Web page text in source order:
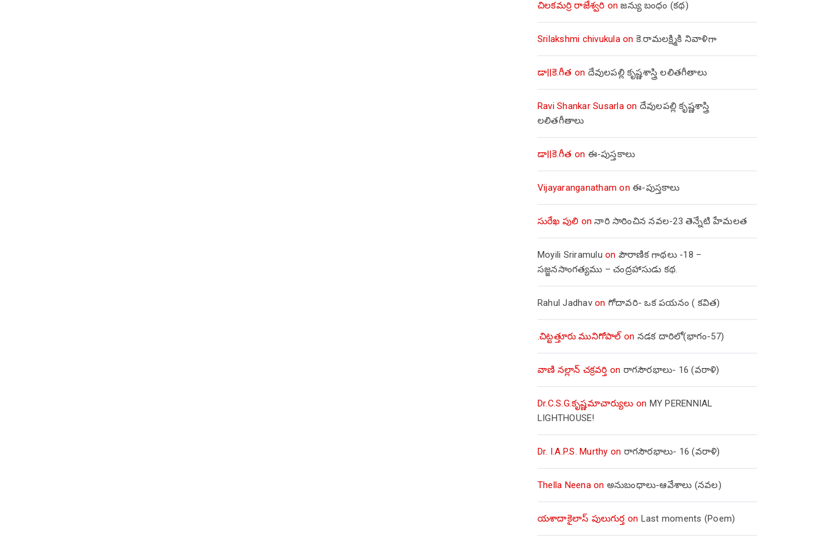
చిలకమర్రి రాజేశ్వరి onజన్యు బంధం (కథ)
Srilakshmi chivukulaon కె.రామలక్ష్మికి నివాళిగా
డా||కె.గీత on దేవులపల్లి కృష్ణశాస్త్రి లలితగీతాలు
Ravi Shankar Susarlaon దేవులపల్లి కృష్ణశాస్త్రి
లలితగీతాలు
డా||కె.గీత on ఈ-పుస్తకాలు
Vijayaranganatham onఈ-పుస్తకాలు
సురేఖ పులి onనారి సారించిన నవల-23 తెన్నేటి హేమలత
Moyili Sriramulu on పౌరాణిక గాథలు -18 –
సజ్జనసాంగత్యము – చంద్రహాసుడు కథ.
Rahul Jadhavon గోదావరి- ఒక పయనం ( కవిత)
.చిట్టత్తూరు మునిగోపాల్on నడక దారిలో(భాగం-57)
వాణి నల్లాన్ చక్రవర్తి on రాగసౌరభాలు- 16 (వరాళి)
Dr.C.S.G.కృష్ణమాచార్యులు on MY PERENNIAL
LIGHTHOUSE!
Dr. I.A.P.S. Murthy on రాగసౌరభాలు- 16 (వరాళి)
Thella Neenaon అనుబంధాలు-ఆవేశాలు (నవల)
యశాదాకైలాస్ పులుగుర్త on Last moments (Poem)